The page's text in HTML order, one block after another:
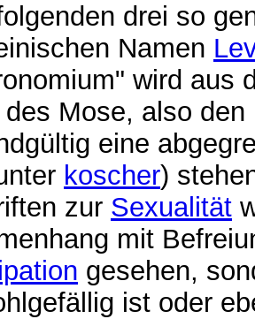
drei so
Namen
wird aus
des Mose, also
eine
koscher)
zur Sexualität
mit
gesehen,
ist oder